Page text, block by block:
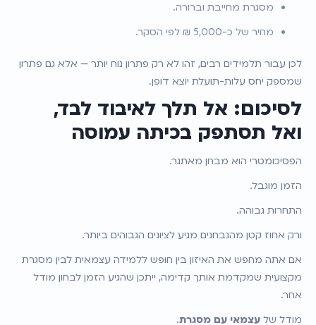
מסגרת מחייבת וברורה.
מחיר של כ-5,000 ₪ לפי הסקר.
לכן עבור תלמידים רבים, זהו לא רק פתרון נוח יותר — אלא גם פתרון
שמספק יחס עלות-תועלת יוצא דופן.
לסיכום: אל תלך לאיבוד לבד,
ואל תסתפק בכיתה עמוסה
הפסיכומטרי הוא מבחן מאתגר.
הזמן מוגבל.
התחרות גבוהה.
ורק אחוז קטן מהנבחנים מגיע לציונים הגבוהים ביותר.
אם אתה מחפש את האיזון בין חופש ללמידה עצמאית לבין מסגרת
מקצועית שמקדמת אותך קדימה, ייתכן שהגיע הזמן לבחון מודל
אחר.
מודל של עצמאי עם מסגרת.